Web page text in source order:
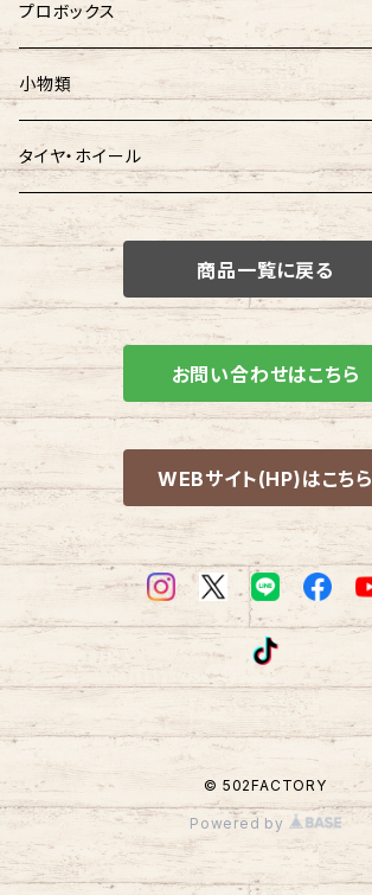
プロボックス
小物類
タイヤ・ホイール
タイヤ
ホイール
ホイールタイヤ SET
商品一覧に戻る
お問い合わせはこちら
WEBサイト(HP)はこちら
© 502FACTORY
Powered by